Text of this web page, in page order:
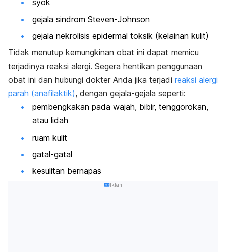
syok
gejala sindrom Steven-Johnson
gejala nekrolisis epidermal toksik (kelainan kulit)
Tidak menutup kemungkinan obat ini dapat memicu
terjadinya reaksi alergi. Segera hentikan penggunaan
obat ini dan hubungi dokter Anda jika terjadi reaksi alergi
parah (anafilaktik), dengan gejala-gejala seperti:
pembengkakan pada wajah, bibir, tenggorokan,
atau lidah
ruam kulit
gatal-gatal
kesulitan bernapas
Iklan